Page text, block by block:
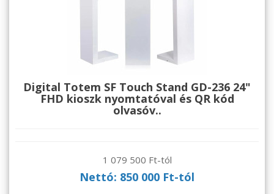
Digital Totem SF Touch Stand GD-236 24"
FHD kioszk nyomtatóval és QR kód
olvasóv..
1 079 500 Ft-tól
Nettó: 850 000 Ft-tól